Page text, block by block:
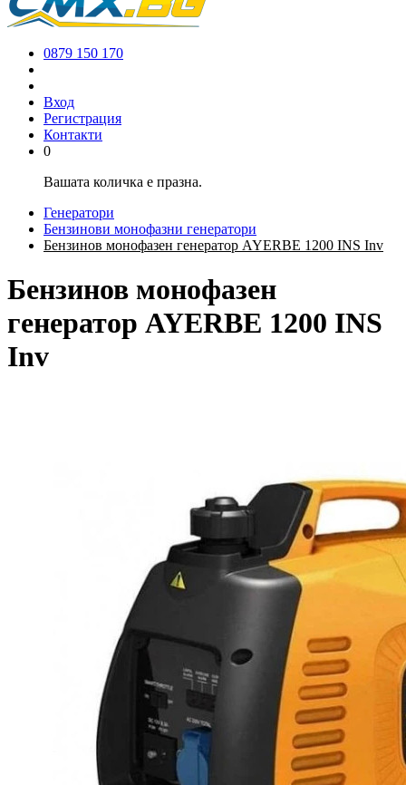
0879 150 170
Вход
Регистрация
Контакти
0
Вашата количка е празна.
Генератори
Бензинови монофазни генератори
Бензинов монофазен генератор AYERBE 1200 INS Inv
Бензинов монофазен
генератор AYERBE 1200 INS
Inv